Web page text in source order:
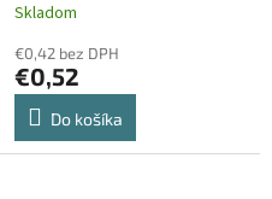
Skladom
€0,42 bez DPH
€0,52
Do košíka